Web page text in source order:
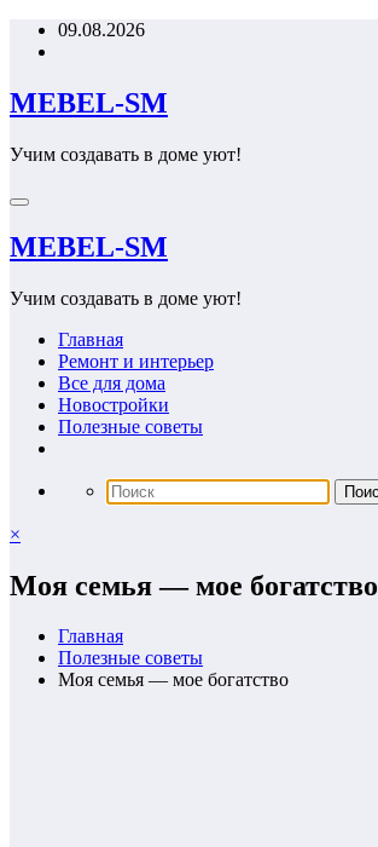
Перейти09.08.2026
MEBEL-SM
Учим создавать в доме уют!
MEBEL-SM
Учим создавать в доме уют!
Главная
Ремонт и интерьер
Все для дома
Новостройки
Полезные советы
×
Моя семья — мое богатство
Главная
Полезные советы
Моя семья — мое богатство